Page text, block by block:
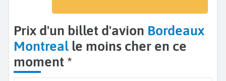
Prix d'un billet d'avion Bordeaux
Montreal le moins cher en ce
moment *